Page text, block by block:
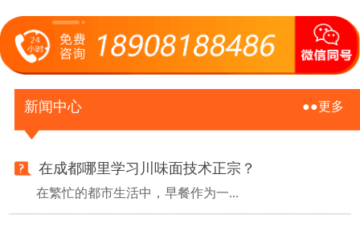
新闻中心 ●●更多
在成都哪里学习川味面技术正宗？
在繁忙的都市生活中，早餐作为一...